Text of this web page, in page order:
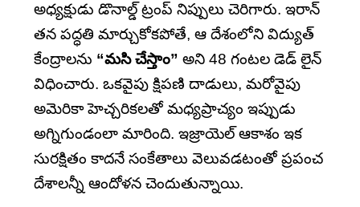
అధ్యక్షుడు డొనాల్డ్ ట్రంప్ నిప్పులు చెరిగారు. ఇరాన్
తన పద్ధతి మార్చుకోకపోతే, ఆ దేశంలోని విద్యుత్
కేంద్రాలను “మసి చేస్తాం” అని 48 గంటల డెడ్ లైన్
విధించారు. ఒకవైపు క్షిపణి దాడులు, మరోవైపు
అమెరికా హెచ్చరికలతో మధ్యప్రాచ్యం ఇప్పుడు
అగ్నిగుండంలా మారింది. ఇజ్రాయెల్ ఆకాశం ఇక
సురక్షితం కాదనే సంకేతాలు వెలువడటంతో ప్రపంచ
దేశాలన్నీ ఆందోళన చెందుతున్నాయి.